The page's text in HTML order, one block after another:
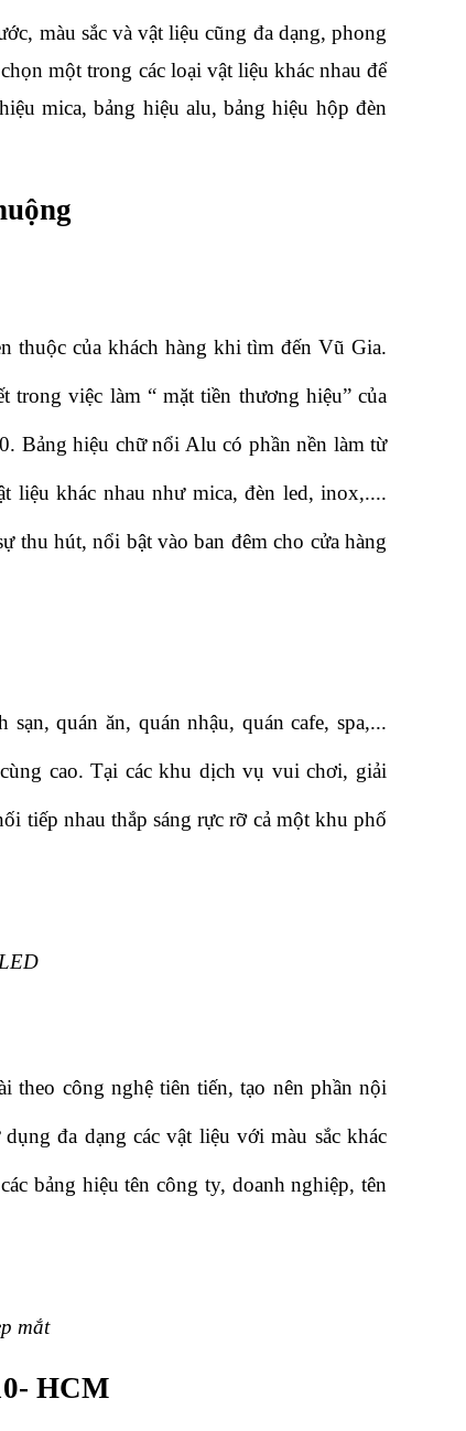
màu sắc và vật liệu cũng đa dạng, phong
một trong các loại vật liệu khác nhau để
mica, bảng hiệu alu, bảng hiệu hộp đèn
thuộc của khách hàng khi tìm đến Vũ Gia.
trong việc làm “ mặt tiền thương hiệu” của
Bảng hiệu chữ nổi Alu có phần nền làm từ
liệu khác nhau như mica, đèn led, inox,....
thu hút, nổi bật vào ban đêm cho cửa hàng
quán ăn, quán nhậu, quán cafe, spa,...
cao. Tại các khu dịch vụ vui chơi, giải
tiếp nhau thắp sáng rực rỡ cả một khu phố
theo công nghệ tiên tiến, tạo nên phần nội
đa dạng các vật liệu với màu sắc khác
bảng hiệu tên công ty, doanh nghiệp, tên
mắt
HCM